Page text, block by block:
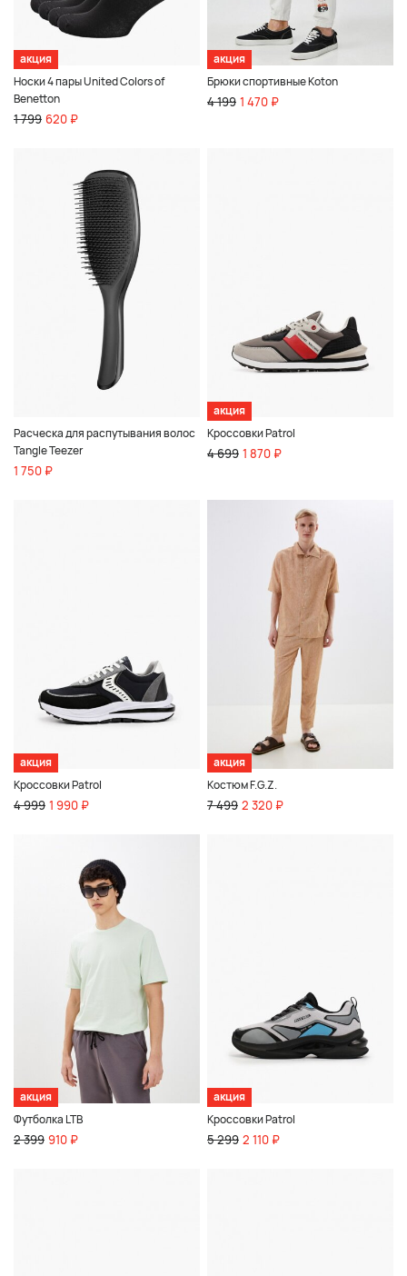
акция
Носки 4 пары United Colors of
Benetton
1 799 620 ₽
акция
Брюки спортивные Koton
4 199 1 470 ₽
Расческа для распутывания волос
Tangle Teezer
1 750 ₽
акция
Кроссовки Patrol
4 699 1 870 ₽
акция
Кроссовки Patrol
4 999 1 990 ₽
акция
Костюм F.G.Z.
7 499 2 320 ₽
акция
Футболка LTB
2 399 910 ₽
акция
Кроссовки Patrol
5 299 2 110 ₽